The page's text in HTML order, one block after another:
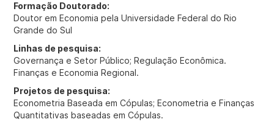
Formação Doutorado:
Doutor em Economia pela Universidade Federal do Rio
Grande do Sul
Linhas de pesquisa:
Governança e Setor Público; Regulação Econômica.
Finanças e Economia Regional.
Projetos de pesquisa:
Econometria Baseada em Cópulas; Econometria e Finanças
Quantitativas baseadas em Cópulas.